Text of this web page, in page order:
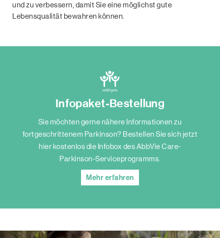
und zu verbessern, damit Sie eine möglichst gute
Lebensqualität bewahren können.
Infopaket-Bestellung
Sie möchten gerne nähere Informationen zu
fortgeschrittenem Parkinson? Bestellen Sie sich jetzt
hier kostenlos die Infobox des AbbVie Care-
Parkinson-Serviceprogramms.
Mehr erfahren